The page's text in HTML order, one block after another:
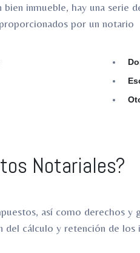
inmueble, hay una
por un notario
Notariales?
así como derechos y
del cálculo y retención de